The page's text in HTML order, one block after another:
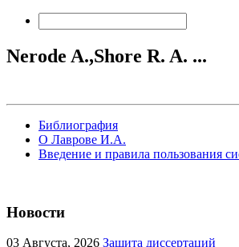
Nerode A.,Shore R. A. ...
Библиография
О Лаврове И.А.
Введение и правила пользования
Новости
03 Августа, 2026 Защита диссертаций